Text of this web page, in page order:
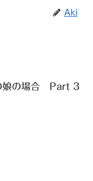
Aki
娘の場合 Part 3